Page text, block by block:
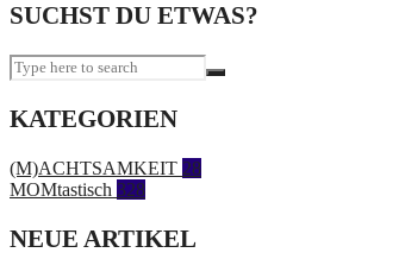
SUCHST DU ETWAS?
KATEGORIEN
(M)ACHTSAMKEIT 28
MOMtastisch 328
NEUE ARTIKEL